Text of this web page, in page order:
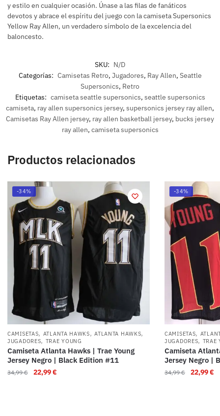
y estilo en cualquier ocasión. Únase a las filas de fanáticos
devotos y abrace el espíritu del juego con la camiseta Supersonics
Yellow Ray Allen, un verdadero símbolo de la excelencia del
baloncesto.
SKU: N/D
Categorías: Camisetas Retro, Jugadores, Ray Allen, Seattle
Supersonics, Retro
Etiquetas: camiseta seattle supersonics, seattle supersonics
camiseta, ray allen supersonics jersey, supersonics jersey ray allen,
Camisetas Ray Allen jersey, ray allen basketball jersey, bucks jersey
ray allen, camiseta supersonics
Productos relacionados
-34%
CAMISETAS, ATLANTA HAWKS,ATLANTA HAWKS,
JUGADORES, TRAE YOUNG
Camiseta Atlanta Hawks | Trae Young
Jersey Negro | Black Edition #11
34,99€ 22,99€
-34%
CAMISETAS,
JUGADORES, TRAE
Camiseta
Jersey Negro |
34,99€ 22,99€